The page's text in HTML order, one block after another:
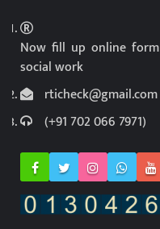
Now fill up online
social work
rticheck@gmail.com
(+91 702 066 7971)